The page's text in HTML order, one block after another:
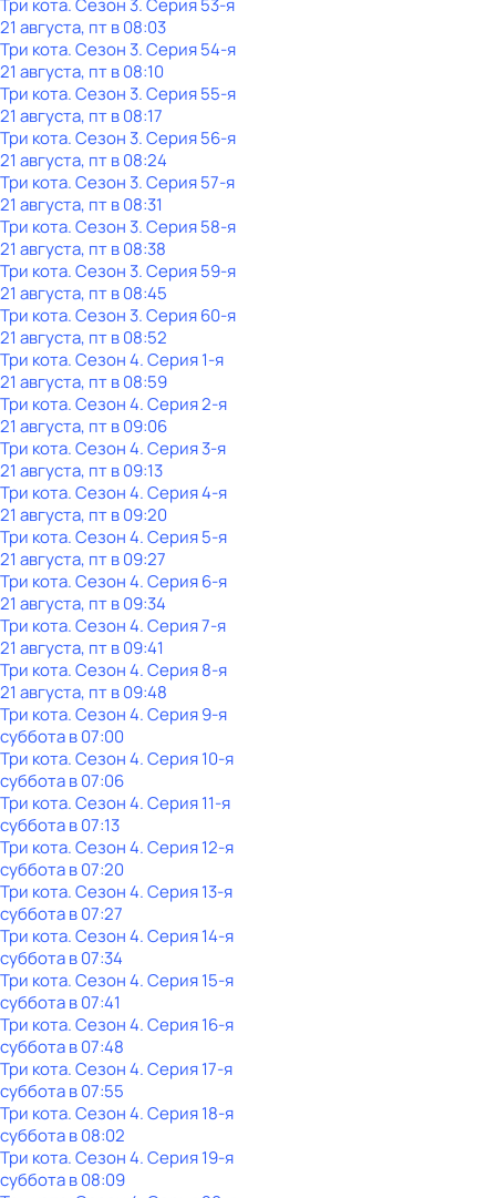
Три кота. Сезон 3. Серия 53-я
21 августа, пт в 08:03
Три кота. Сезон 3. Серия 54-я
21 августа, пт в 08:10
Три кота. Сезон 3. Серия 55-я
21 августа, пт в 08:17
Три кота. Сезон 3. Серия 56-я
21 августа, пт в 08:24
Три кота. Сезон 3. Серия 57-я
21 августа, пт в 08:31
Три кота. Сезон 3. Серия 58-я
21 августа, пт в 08:38
Три кота. Сезон 3. Серия 59-я
21 августа, пт в 08:45
Три кота. Сезон 3. Серия 60-я
21 августа, пт в 08:52
Три кота. Сезон 4. Серия 1-я
21 августа, пт в 08:59
Три кота. Сезон 4. Серия 2-я
21 августа, пт в 09:06
Три кота. Сезон 4. Серия 3-я
21 августа, пт в 09:13
Три кота. Сезон 4. Серия 4-я
21 августа, пт в 09:20
Три кота. Сезон 4. Серия 5-я
21 августа, пт в 09:27
Три кота. Сезон 4. Серия 6-я
21 августа, пт в 09:34
Три кота. Сезон 4. Серия 7-я
21 августа, пт в 09:41
Три кота. Сезон 4. Серия 8-я
21 августа, пт в 09:48
Три кота. Сезон 4. Серия 9-я
субботав07:00
Три кота. Сезон 4. Серия 10-я
субботав07:06
Три кота. Сезон 4. Серия 11-я
субботав07:13
Три кота. Сезон 4. Серия 12-я
субботав07:20
Три кота. Сезон 4. Серия 13-я
субботав07:27
Три кота. Сезон 4. Серия 14-я
субботав07:34
Три кота. Сезон 4. Серия 15-я
субботав07:41
Три кота. Сезон 4. Серия 16-я
субботав07:48
Три кота. Сезон 4. Серия 17-я
субботав07:55
Три кота. Сезон 4. Серия 18-я
субботав08:02
Три кота. Сезон 4. Серия 19-я
субботав08:09